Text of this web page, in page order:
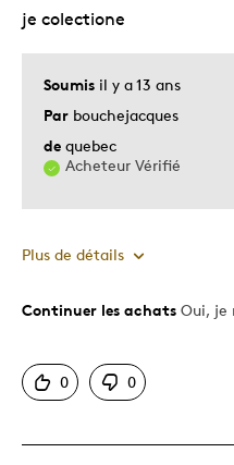
Soumis il y a 13 ans
Par bouchejacques
de quebec
Acheteur Vérifié
je colectione
Plus de détails
Le pour
Unique en son genre
Continuer les achats Oui, je
0 0